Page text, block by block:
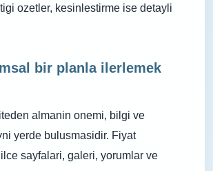
ozetler, kesinlestirme ise detayli
bir planla ilerlemek
almanin onemi, bilgi ve
yerde bulusmasidir. Fiyat
sayfalari, galeri, yorumlar ve